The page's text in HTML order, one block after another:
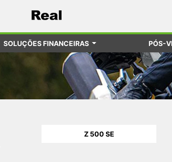
SOLUÇÕES FINANCEIRAS PÓS-
Z 500 SE